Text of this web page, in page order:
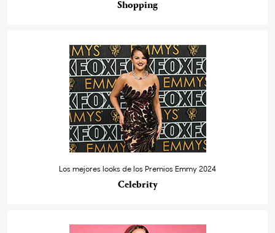
Shopping
Los mejores looks de los Premios Emmy 2024
Celebrity